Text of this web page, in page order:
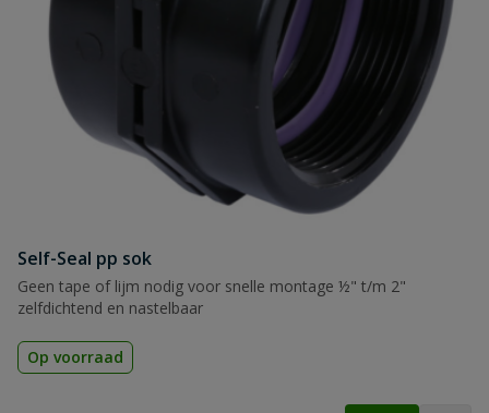
Self-Seal pp sok
Geen tape of lijm nodig voor snelle montage ½" t/m 2"
zelfdichtend en nastelbaar
Op voorraad